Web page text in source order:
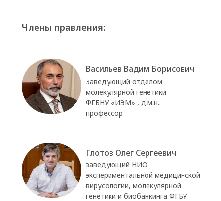
Члены правления:
Васильев Вадим Борисович
Заведующий отделом
молекулярной генетики
ФГБНУ «ИЭМ» , д.м.н..
профессор
Глотов Олег Сергеевич
заведующий НИО
экспериментальной медицинской
вирусологии, молекулярной
генетики и биобанкинга ФГБУ